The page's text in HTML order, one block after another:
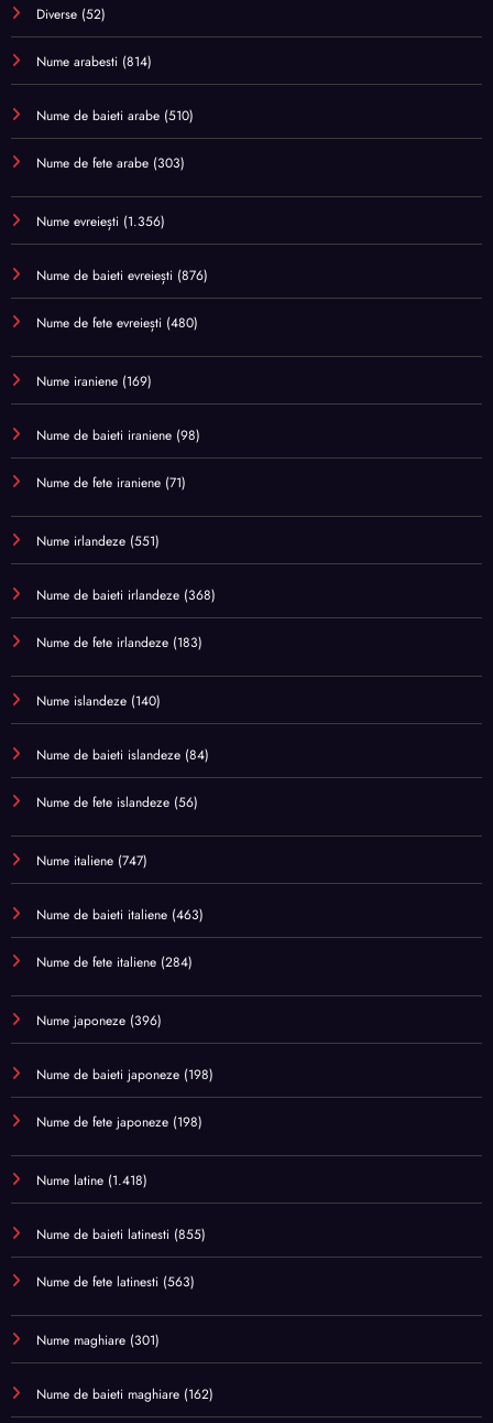
Diverse (52)
Nume arabesti (814)
Nume de baieti arabe (510)
Nume de fete arabe (303)
Nume evreiești (1.356)
Nume de baieti evreiești (876)
Nume de fete evreiești (480)
Nume iraniene (169)
Nume de baieti iraniene (98)
Nume de fete iraniene (71)
Nume irlandeze (551)
Nume de baieti irlandeze (368)
Nume de fete irlandeze (183)
Nume islandeze (140)
Nume de baieti islandeze (84)
Nume de fete islandeze (56)
Nume italiene (747)
Nume de baieti italiene (463)
Nume de fete italiene (284)
Nume japoneze (396)
Nume de baieti japoneze (198)
Nume de fete japoneze (198)
Nume latine (1.418)
Nume de baieti latinesti (855)
Nume de fete latinesti (563)
Nume maghiare (301)
Nume de baieti maghiare (162)